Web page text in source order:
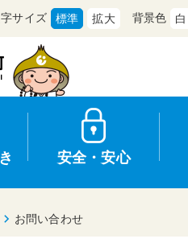
安全・安心
サイズ 標準 拡大 背景色 白
お問い合わせ